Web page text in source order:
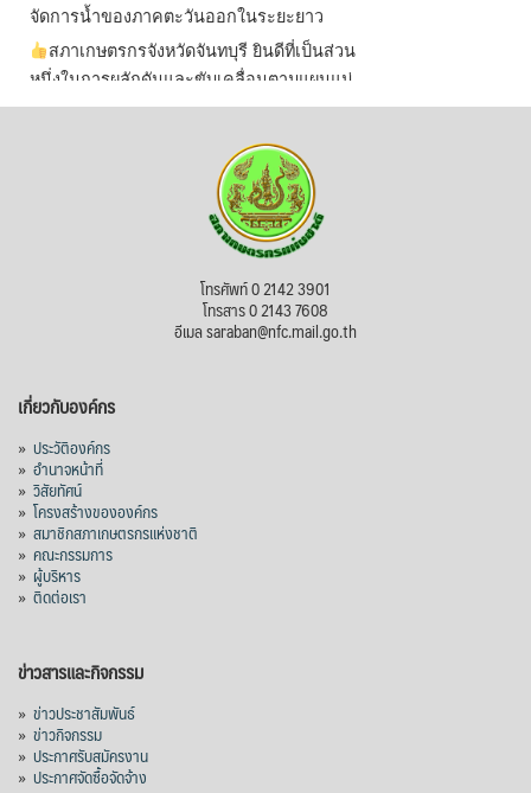
จัดการน้ำของภาคตะวันออกในระยะยาว
สภาเกษตรกรจังหวัดจันทบุรี ยินดีที่เป็นส่วน
หนึ่งในการผลักดันและขับเคลื่อนตามแผนแม่
บทเพื่อพั ...See More
ไม่สามารถดูเนื้อหานี้ได้ในขณะนี้
สภาเกษตรกรแห่งชาติ
กรมการค้าต่างประเทศ กระทรวงพาณิชย์ เปิด
ไทยในช่วง 6 เดือนของปี 2569 (ม.ค.-มิ.ย.) มี
1,205 ล้านดอลลาร์สหรัฐ (ประมาณ
38,003.15 ล้านบาท) ลดลง 27.69%
ปรับตัวลดลงตามสภาวะเศรษฐกิจและการค้า
โลก โดยตลาดส่งออกสำคัญ จีน ส่งออกได้
1.52 ล้านตัน ลด 61.71%
ส่งออกมันครึ่งปี 69 ปริมาณ 2.52 ล้านตัน
ลด 51.63% ยังดีที่ราคาขายดีกว่าปีก่อน
mgronline.com
โทรศัพท์ 0 2142 3901
โทรสาร 0 2143 7608
อีเมล saraban@nfc.mail.go.th
เกี่ยวกับองค์กร
» ประวัติองค์กร
» อำนาจหน้าที่
» วิสัยทัศน์
» โครงสร้างขององค์กร
» สมาชิกสภาเกษตรกรแห่งชาติ
» คณะกรรมการ
» ผู้บริหาร
» ติดต่อเรา
ข่าวสารและกิจกรรม
» ข่าวประชาสัมพันธ์
» ข่าวกิจกรรม
» ประกาศรับสมัครงาน
» ประกาศจัดซื้อจัดจ้าง